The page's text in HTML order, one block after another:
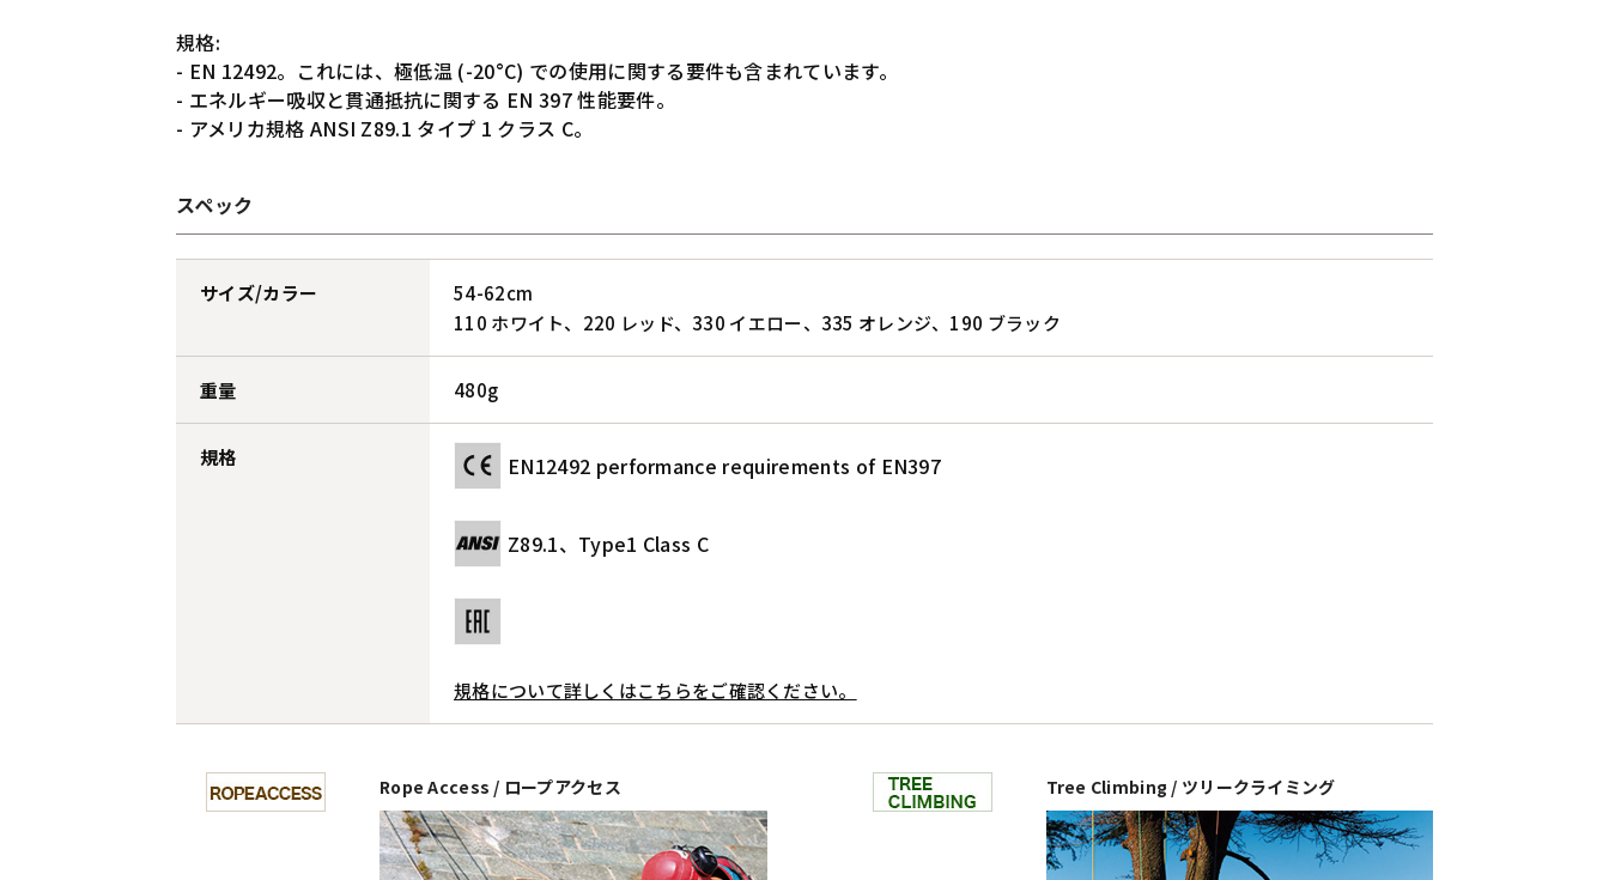
規格:
- EN 12492。これには、極低温 (-20°C) での使用に関する要件も含まれています。
- エネルギー吸収と貫通抵抗に関する EN 397 性能要件。
- アメリカ規格 ANSI Z89.1 タイプ 1 クラス C。
スペック
サイズ/カラー
54-62cm
110 ホワイト、220 レッド、330 イエロー、335 オレンジ、190 ブラック
重量 480g
規格 EN12492 performance requirements of EN397
Z89.1、Type1 Class C
規格について詳しくはこちらをご確認ください。
Rope Access / ロープアクセス Tree Climbing / ツリークライミング